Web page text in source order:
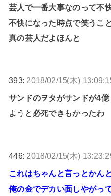
芸人で一番大事なのって不
不快になった時点で笑うこ
真の芸人だよほんと
393: 2018/02/15(木)
サンドのヲタがサンドが4
ようと必死できもかったわ
446: 2018/02/15(木)
これはちゃんと言っとかん
俺の金でデカい面しやがっ